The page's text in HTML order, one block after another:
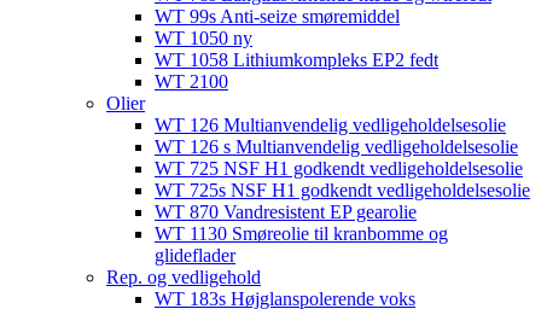
WT 99s Anti-seize smøremiddel​
WT 1050 ny
WT 1058 Lithiumkompleks EP2 fedt​
WT 2100
Olier
WT 126 Multianvendelig vedligeholdelsesolie
WT 126 s Multianvendelig vedligeholdelsesolie
WT 725 NSF H1 godkendt vedligeholdelsesolie​
WT 725s NSF H1 godkendt vedligeholdelsesolie​
WT 870 Vandresistent EP gearolie​
WT 1130 Smøreolie til kranbomme og
glideflader​
Rep. og vedligehold
WT 183s Højglanspolerende voks